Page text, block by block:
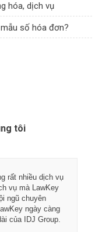
hóa, dịch vụ
số hóa đơn?
tôi
LawKey - Chìa
chuyên gia kế
lĩnh với nghề
trong tương lai.